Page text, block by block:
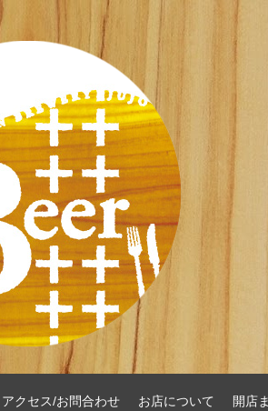
アクセス/お問合わせ お店について 開店